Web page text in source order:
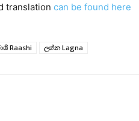
translation can be found here
Raashi ලග්න Lagna